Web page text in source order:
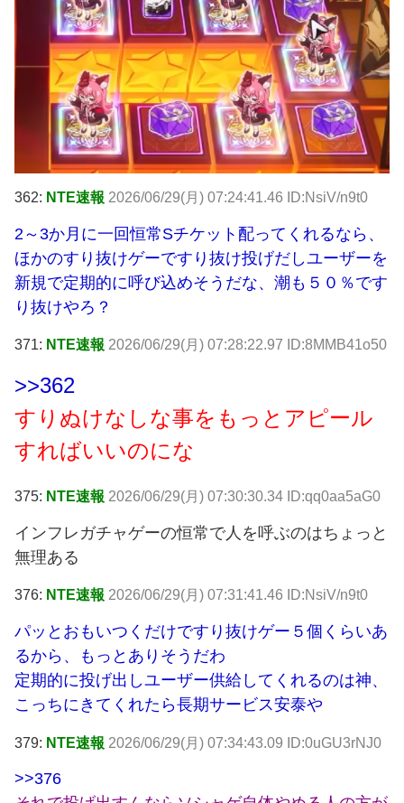
362: NTE速報 2026/06/29(月) 07:24:41.46 ID:NsiV/n9t0
2～3か月に一回恒常Sチケット配ってくれるなら、
ほかのすり抜けゲーですり抜け投げだしユーザーを
新規で定期的に呼び込めそうだな、潮も５０％です
り抜けやろ？
371: NTE速報 2026/06/29(月) 07:28:22.97 ID:8MMB41o50
>>362
すりぬけなしな事をもっとアピール
すればいいのにな
375: NTE速報 2026/06/29(月) 07:30:30.34 ID:qq0aa5aG0
インフレガチャゲーの恒常で人を呼ぶのはちょっと
無理ある
376: NTE速報 2026/06/29(月) 07:31:41.46 ID:NsiV/n9t0
パッとおもいつくだけですり抜けゲー５個くらいあ
るから、もっとありそうだわ
定期的に投げ出しユーザー供給してくれるのは神、
こっちにきてくれたら長期サービス安泰や
379: NTE速報 2026/06/29(月) 07:34:43.09 ID:0uGU3rNJ0
>>376